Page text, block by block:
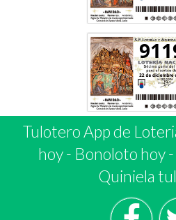
Tulotero App de
hoy- Bonoloto hoy-
Quiniela